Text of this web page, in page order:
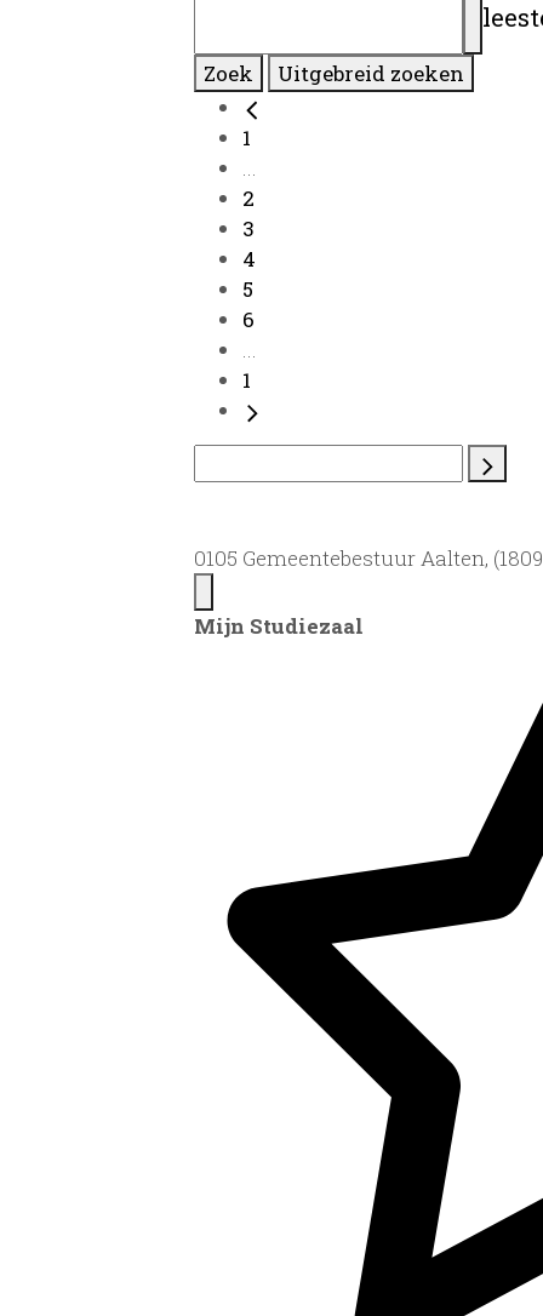
Zoek Uitgebreid zoeken
1
...
2
3
4
5
6
...
1
0105 Gemeentebestuur Aalten,
Mijn Studiezaal